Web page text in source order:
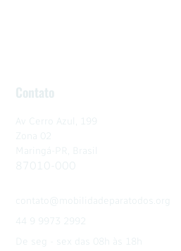
Contato
Av Cerro Azul, 199
Zona 02
Maringá-PR, Brasil
87010-000
contato@mobilidadeparatodos.org
44 9 9973 2992
De seg - sex das 08h às 18h